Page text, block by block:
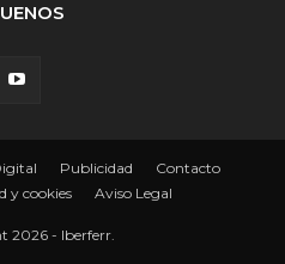
Publicidad
Contacto
y cookies
Aviso Legal
2026 - Iberferr.